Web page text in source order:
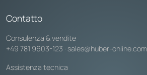
Contatto
Consulenza & vendite
+49 781 9603-123 · sales@huber-online.com
Assistenza tecnica